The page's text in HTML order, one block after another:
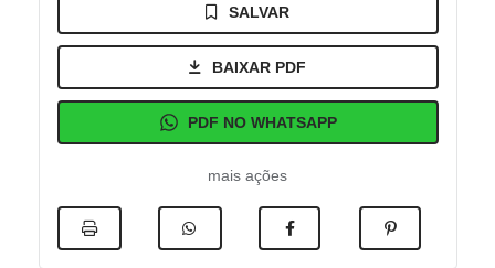
SALVAR
BAIXAR PDF
PDF NO WHATSAPP
mais ações